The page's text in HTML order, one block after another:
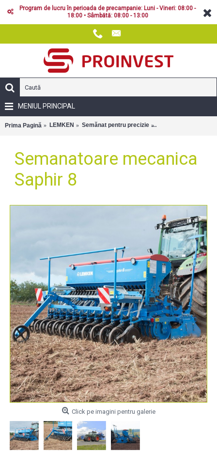
Program de lucru în perioada de precampanie: Luni - Vineri: 08:00 -
18:00 • Sâmbătă: 08:00 - 13:00
MENIUL PRINCIPAL
Prima Pagină LEMKEN Semănat pentru precizie
Semanatoare mecanica
Saphir 8
Click pe imagini pentru galerie